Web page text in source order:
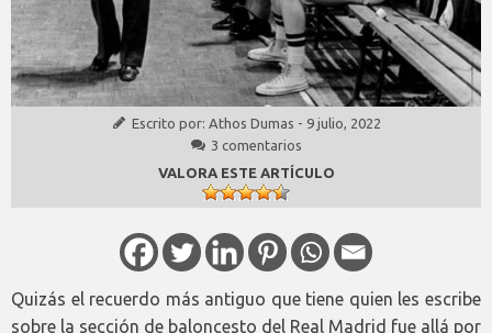
Escrito por: Athos Dumas - 9 julio, 2022
3 comentarios
VALORA ESTE ARTÍCULO
Quizás el recuerdo más antiguo que tiene quien les escribe
sobre la sección de baloncesto del Real Madrid fue allá por